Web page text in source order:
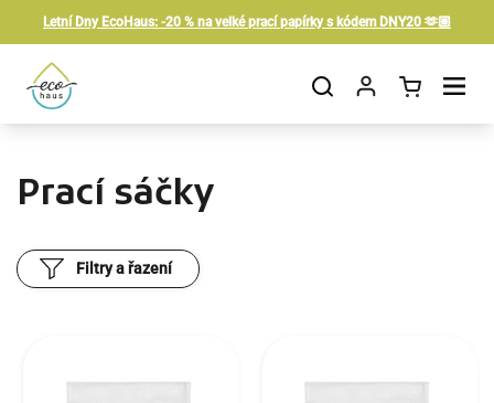
Letní Dny EcoHaus: -20 % na velké prací papírky s kódem DNY20 🫶🏼
Otevřít košíkOtevřít nabídku
Prací sáčky
Filtry a řazení